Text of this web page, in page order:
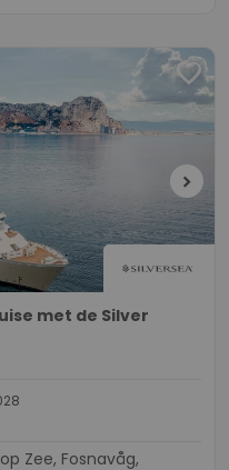
favorite
chevron_right
met de Silver